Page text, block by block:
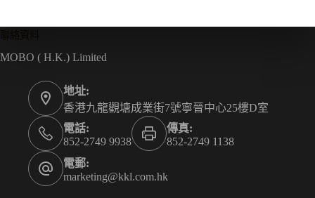
MOBO ( H.K.) Limited
地址:
香港九龍觀塘成業街7號寧晉中心25樓D室
電話:
852-2749 9938
傳真:
852-2749 1138
電郵:
marketing@kkl.com.hk